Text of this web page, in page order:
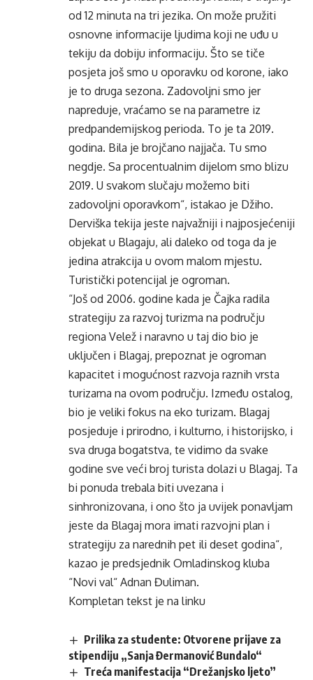
od 12 minuta na tri jezika. On može pružiti
osnovne informacije ljudima koji ne uđu u
tekiju da dobiju informaciju. Što se tiče
posjeta još smo u oporavku od korone, iako
je to druga sezona. Zadovoljni smo jer
napreduje, vraćamo se na parametre iz
predpandemijskog perioda. To je ta 2019.
godina. Bila je brojčano najjača. Tu smo
negdje. Sa procentualnim dijelom smo blizu
2019. U svakom slučaju možemo biti
zadovoljni oporavkom“, istakao je Džiho.
Derviška tekija jeste najvažniji i najposjećeniji
objekat u Blagaju, ali daleko od toga da je
jedina atrakcija u ovom malom mjestu.
Turistički potencijal je ogroman.
“Još od 2006. godine kada je Čajka radila
strategiju za razvoj turizma na području
regiona Velež i naravno u taj dio bio je
uključen i Blagaj, prepoznat je ogroman
kapacitet i mogućnost razvoja raznih vrsta
turizama na ovom području. Između ostalog,
bio je veliki fokus na eko turizam. Blagaj
posjeduje i prirodno, i kulturno, i historijsko, i
sva druga bogatstva, te vidimo da svake
godine sve veći broj turista dolazi u Blagaj. Ta
bi ponuda trebala biti uvezana i
sinhronizovana, i ono što ja uvijek ponavljam
jeste da Blagaj mora imati razvojni plan i
strategiju za narednih pet ili deset godina“,
kazao je predsjednik Omladinskog kluba
“Novi val“ Adnan Đuliman.
Kompletan tekst je na linku
Prilika za studente: Otvorene prijave za
stipendiju „Sanja Đermanović Bundalo“
Treća manifestacija “Drežanjsko ljeto”